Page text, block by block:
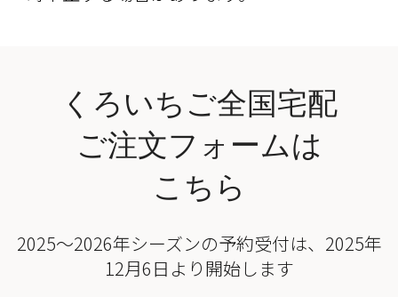
くろいちご全国宅配
ご注文フォームは
こちら
2025〜2026年シーズンの予約受付は、2025年
12月6日より開始します